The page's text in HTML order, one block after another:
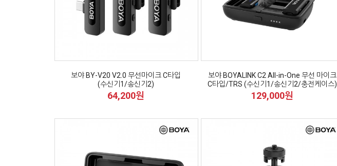
보야 BY-V20 V2.0 무선마이크 C타입
(수신기1/송신기2)
64,200원
보야 BOYALINK C2 All-in-One 무선 마이크
C타입/TRS (수신기1/송신기2/충전케이스)
129,000원